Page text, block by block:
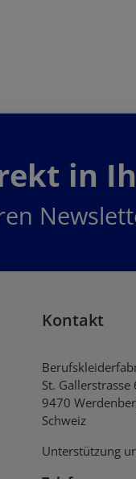
in
Kontakt
St. Gallerstrasse
9470
Schweiz
Unterstützung